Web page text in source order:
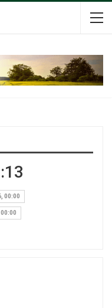
00:00